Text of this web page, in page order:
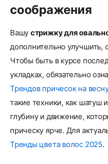
соображения
Вашу стрижку для
дополнительно улучшить,
Чтобы быть в курсе
укладках, обязательно
Трендов причеcок на
такие техники, как шатуш
глубину и движение,
прическу ярче. Для
Тренды цвета волос 2025.